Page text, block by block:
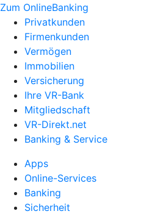
Zum OnlineBanking
Privatkunden
Firmenkunden
Vermögen
Immobilien
Versicherung
Ihre VR-Bank
Mitgliedschaft
VR-Direkt.net
Banking & Service
Apps
Online-Services
Banking
Sicherheit